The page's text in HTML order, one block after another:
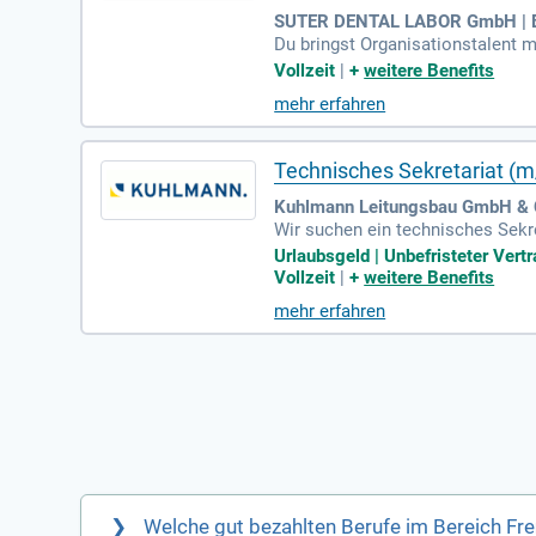
SUTER DENTAL LABOR GmbH
Du bringst Organisationstalent
ung übernimmst Du, um
erfügst über fundierte
hen Fähigkeiten und
Vollzeit |+weitere Benefits
mehr erfahren
Technisches Sekretariat
Kuhlmann Leitungsbau GmbH &
Wir suchen ein technisches
d der Abrechnung von
männische oder technische
n Team, das eine umfassende
Urlaubsgeld | Unbefristeter
Vollzeit |+weitere Benefits
mehr erfahren
Welche gut bezahlten Berufe im Bereich